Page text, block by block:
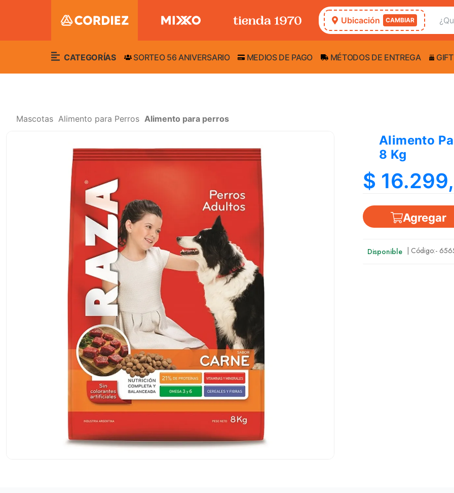
Ubicación CAMBIAR
CATEGORÍAS SORTEO 56 ANIVERSARIO MEDIOS DE PAGO MÉTODOS DE ENTREGA
Mascotas Alimento para Perros Alimento para perros
Alimento
8 Kg
$
Agregar
Disponible | Código:-